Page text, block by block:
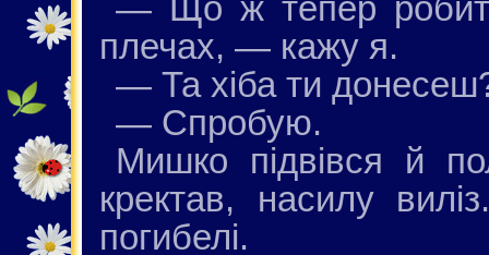
— Що ж тепер
плечах, — кажу я.
— Та хіба ти
— Спробую.
Мишко підвівся й
кректав, насилу
погибелі.